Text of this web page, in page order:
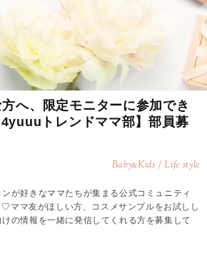
へ、限定モニターに参加でき
トレンドママ部】部員募
Baby&Kids / Life style
が好きなママたちが集まる公式コミュニティ
♡ママ友がほしい方、コスメサンプルをお試しし
の情報を一緒に発信してくれる方を募集して